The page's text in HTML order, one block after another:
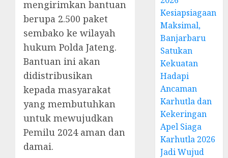
mengirimkan bantuan
berupa 2.500 paket
sembako ke wilayah
hukum Polda Jateng.
Bantuan ini akan
didistribusikan
kepada masyarakat
yang membutuhkan
untuk mewujudkan
Pemilu 2024 aman dan
damai.
Kesiapsiagaan
Maksimal,
Banjarbaru
Satukan
Kekuatan
Hadapi
Ancaman
Karhutla dan
Kekeringan
Apel Siaga
Karhutla 2026
Jadi Wujud